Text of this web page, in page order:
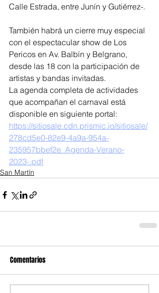
Calle Estrada, entre Junín y Gutiérrez-.
También habrá un cierre muy especial
con el espectacular show de Los
Pericos en Av. Balbín y Belgrano,
desde las 18 con la participación de
artistas y bandas invitadas.
La agenda completa de actividades
que acompañan el carnaval está
disponible en siguiente portal:
https://sitiosale.cdn.prismic.io/sitiosale/
278cd5e0-82e9-4a9a-954a-
235957bbef2e_Agenda-Verano-
2023-.pdf
San Martín
Comentarios